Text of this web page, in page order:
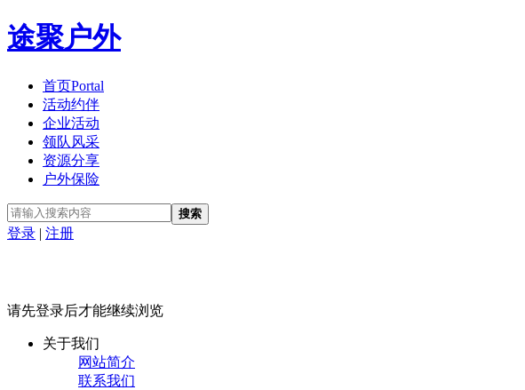
途聚户外
首页Portal
活动约伴
企业活动
领队风采
资源分享
户外保险
搜索
登录 | 注册
请先登录后才能继续浏览
关于我们
网站简介
联系我们